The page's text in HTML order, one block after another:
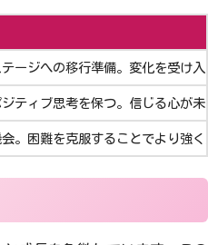
83 84
88 89
93 94
ージへの移行準備。変化を受け
ティブ思考を保つ。信じる心が
。困難を克服することでより強